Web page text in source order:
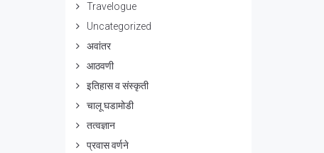
Travelogue
Uncategorized
अवांतर
आठवणी
इतिहास व संस्कृती
चालू घडामोडी
तत्वज्ञान
प्रवास वर्णने